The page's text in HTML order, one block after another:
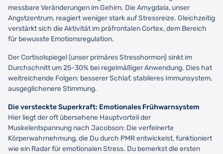
messbare Veränderungen im Gehirn. Die Amygdala, unser
Angstzentrum, reagiert weniger stark auf Stressreize. Gleichzeitig
verstärkt sich die Aktivität im präfrontalen Cortex, dem Bereich
für bewusste Emotionsregulation.
Der Cortisolspiegel (unser primäres Stresshormon) sinkt im
Durchschnitt um 25-30% bei regelmäßiger Anwendung. Dies hat
weitreichende Folgen: besserer Schlaf, stabileres Immunsystem,
ausgeglichenere Stimmung.
Die versteckte Superkraft: Emotionales Frühwarnsystem
Hier liegt der oft übersehene Hauptvorteil der
Muskelentspannung nach Jacobson: Die verfeinerte
Körperwahrnehmung, die Du durch PMR entwickelst, funktioniert
wie ein Radar für emotionalen Stress. Du bemerkst die ersten